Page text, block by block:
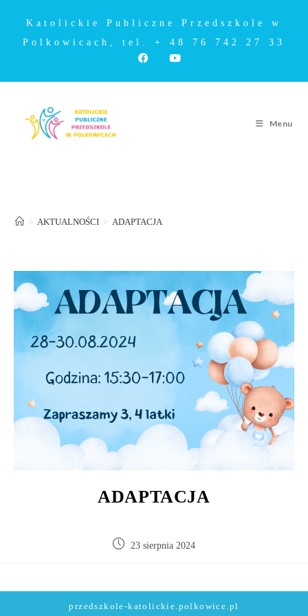
Katolickie Publiczne Przedszkole w
Polkowicach, tel. + 48 76 742 27 33
Menu
> AKTUALNOŚCI > ADAPTACJA
ADAPTACJA
23 sierpnia 2024
przedszkole-katolickie.polkowice.pl